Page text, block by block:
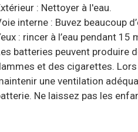
: Nettoyer à l'eau.
interne : Buvez beaucoup
: rincer à l’eau pendant
batteries peuvent produire
et des cigarettes.
une ventilation
Ne laissez pas les